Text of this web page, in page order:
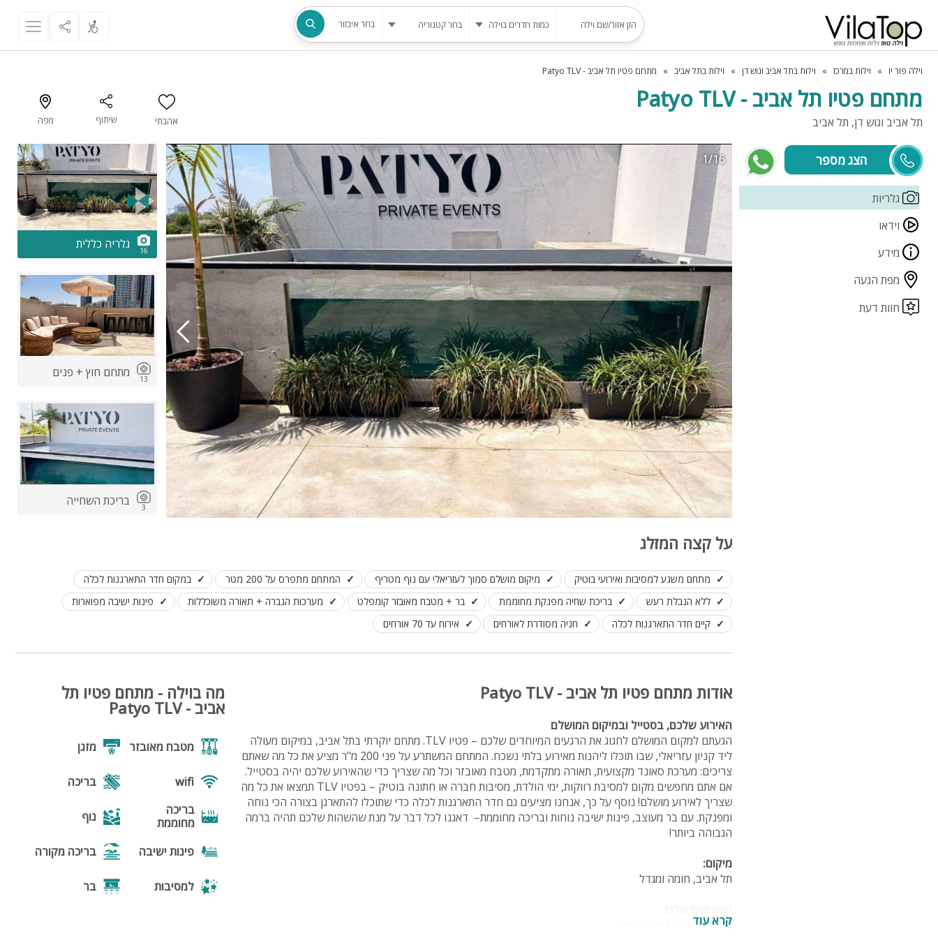
וילה פור יו וילות במרכז וילות בתל אביב וגוש דן וילות בתל אביב מתחם פטיו תל אביב - Patyo TLV
בחר איבזור
פינת מנגל
להשכרה
סאונה
קריוקי
גקוזי
שולחן סנוקר
פלייסטיישן
Xbox
ארוחת בוקר
שולחן פוקר
מקרן
גישה לנכים
קבוצות גדולות
בריכה מקורה
מטבח
משפחות
גדולות
מיטה זוגית
מחירים
בזול
בתי נופש
מתחם פטיו תל אביב - Patyo TLV
תל אביב וגוש דן, תל אביב אהבתי שיתוף מפה
גלריות
וידאו
מידע
מפת הגעה
חוות דעת
1/16
2/16
16 גלריה כללית
13 מתחם חוץ + פנים
3 בריכת השחייה
על קצה המזלג
מתחם משגע למסיבות ואירועי בוטיק מיקום מושלם סמוך לעזריאלי עם נוף מטריף המתחם מתפרס על 200 מטר
במקום חדר התארגנות לכלה
ללא הגבלת רעש
בריכת שחיה מפנקת מחוממת בר + מטבח מאובזר קומפלט מערכות הגברה + תאורה משוכללות
פינות ישיבה מפוארות
קיים חדר התארגנות לכלה
חניה מסודרת לאורחים אירוח עד 70 אורחים
אודות מתחם פטיו תל אביב - Patyo TLV
האירוע שלכם, בסטייל ובמיקום המושלם
הגעתם למקום המושלם לחגוג את הרגעים המיוחדים שלכם – פטיו TLV. מתחם יוקרתי בתל אביב, במיקום מעולה
ליד קניון עזריאלי, שבו תוכלו ליהנות מאירוע בלתי נשכח. המתחם המשתרע על פני 200 מ"ר מציע את כל מה שאתם
צריכים: מערכת סאונד מקצועית, תאורה מתקדמת, מטבח מאובזר וכל מה שצריך כדי שהאירוע שלכם יהיה בסטייל.
אם אתם מחפשים מקום למסיבת רווקות, ימי הולדת, מסיבות חברה או חתונה בוטיק – בפטיו TLV תמצאו את כל מה
שצריך לאירוע מושלם! נוסף על כך, אנחנו מציעים גם חדר התארגנות לכלה כדי שתוכלו להתארגן בצורה הכי נוחה
ומפנקת. עם בר מעוצב, פינות ישיבה נוחות ובריכה מחוממת– דאגנו לכל דבר על מנת שהשהות שלכם תהיה ברמה
הגבוהה ביותר!
מיקום:
תל אביב, חומה ומגדל
בתיאום מראש ניתן להזמין -
קרא עוד
מה בוילה - מתחם פטיו תל
אביב - Patyo TLV
מטבח מאובזר מזגן
wifi
בריכה
בריכה
מחוממת
נוף
פינות ישיבה בריכה מקורה
למסיבות בר